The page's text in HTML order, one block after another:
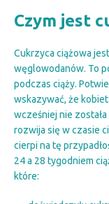
Czym jest
Cukrzyca ciążowa
węglowodanów. To
podczas ciąży.
wskazywać, że
wcześniej nie
rozwija się w czasie
cierpi na tę
24 a 28 tygodniem
które: